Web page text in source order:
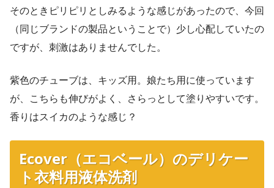
そのときピリピリとしみるような感じがあったので、今回
（同じブランドの製品ということで）少し心配していたの
ですが、刺激はありませんでした。
紫色のチューブは、キッズ用。娘たち用に使っています
が、こちらも伸びがよく、さらっとして塗りやすいです。
香りはスイカのような感じ？
Ecover（エコベール）のデリケー
ト衣料用液体洗剤